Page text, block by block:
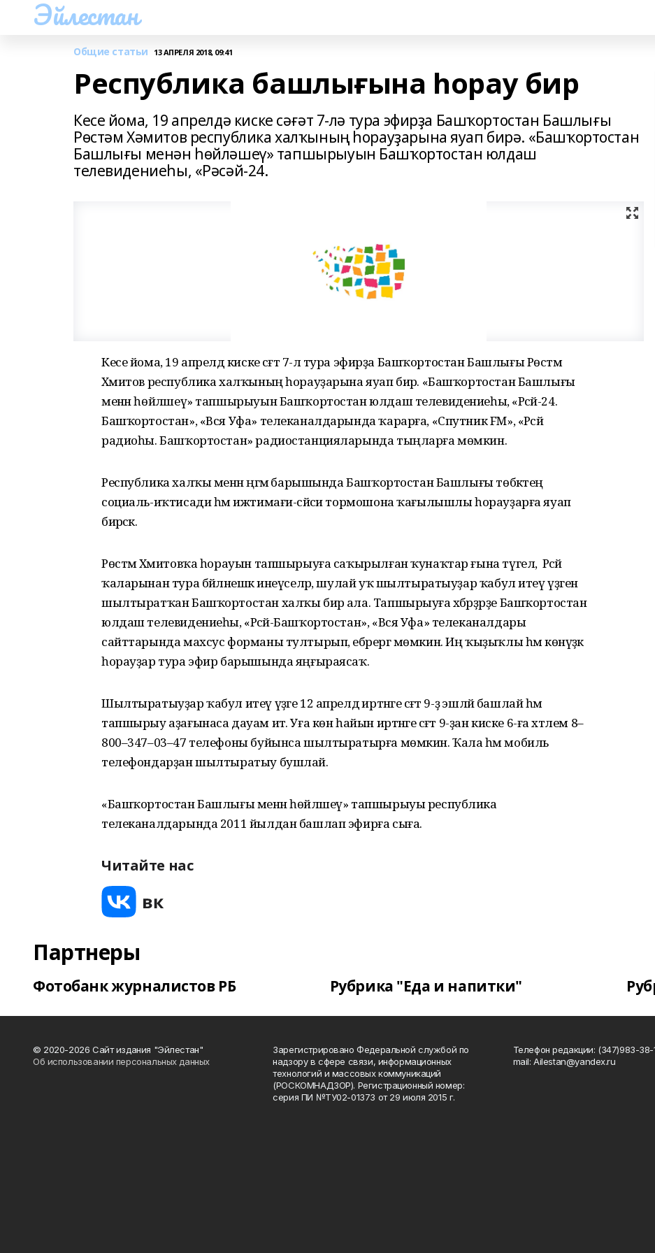
Эйлестан
Общие статьи 13 АПРЕЛЯ 2018, 09:41
Республика башлығына һорау бир
Кесе йома, 19 апрелдә киске сәғәт 7-лә тура эфирҙа Башҡортостан Башлығы
Рөстәм Хәмитов республика халҡының һорауҙарына яуап бирә. «Башҡортостан
Башлығы менән һөйләшеү» тапшырыуын Башҡортостан юлдаш
телевидениеһы, «Рәсәй-24.
Кесе йома, 19 апрелдә киске сәғәт 7-лә тура эфирҙа Башҡортостан Башлығы Рөстәм
Хәмитов республика халҡының һорауҙарына яуап бирә. «Башҡортостан Башлығы
менән һөйләшеү» тапшырыуын Башҡортостан юлдаш телевидениеһы, «Рәсәй-24.
Башҡортостан», «Вся Уфа» телеканалдарында ҡарарға, «Спутник FM», «Рәсәй
радиоһы. Башҡортостан» радиостанцияларында тыңларға мөмкин.
Республика халҡы менән әңгәмә барышында Башҡортостан Башлығы төбәктең
социаль-иҡтисади һәм ижтимағи-сәйәси тормошона ҡағылышлы һорауҙарға яуап
бирәсәк.
Рөстәм Хәмитовҡа һорауын тапшырыуға саҡырылған ҡунаҡтар ғына түгел, ә Рәсәй
ҡаларынан тура бәйләнешкә инеүселәр, шулай уҡ шылтыратыуҙар ҡабул итеү үҙәгенә
шылтыратҡан Башҡортостан халҡы бирә ала. Тапшырыуға хәбәрҙәрҙе Башҡортостан
юлдаш телевидениеһы, «Рәсәй-Башҡортостан», «Вся Уфа» телеканалдары
сайттарында махсус форманы тултырып, ебәрергә мөмкин. Иң ҡыҙыҡлы һәм көнүҙәк
һорауҙар тура эфир барышында яңғыраясаҡ.
Шылтыратыуҙар ҡабул итеү үҙәге 12 апрелдә иртәнге сәғәт 9-ҙә эшләй башлай һәм
тапшырыу аҙағынаса дауам итә. Уға көн һайын иртәнге сәғәт 9-ҙан киске 6-ға хәтлем 8–
800–347–03–47 телефоны буйынса шылтыратырға мөмкин. Ҡала һәм мобиль
телефондарҙан шылтыратыу бушлай.
«Башҡортостан Башлығы менән һөйләшеү» тапшырыуы республика
телеканалдарында 2011 йылдан башлап эфирға сыға.
Читайте нас
Партнеры
Фотобанк журналистов РБ Рубрика "Еда и напитки"
© 2020-2026 Сайт издания "Эйлестан"
Об использовании персональных данных
Зарегистрировано Федеральной службой по
надзору в сфере связи, информационных
технологий и массовых коммуникаций
(РОСКОМНАДЗОР). Регистрационный номер:
серия ПИ №ТУ02-01373 от 29 июля 2015 г.
Телефон редакции: (347)983-38-
mail: Ailestan@yandex.ru